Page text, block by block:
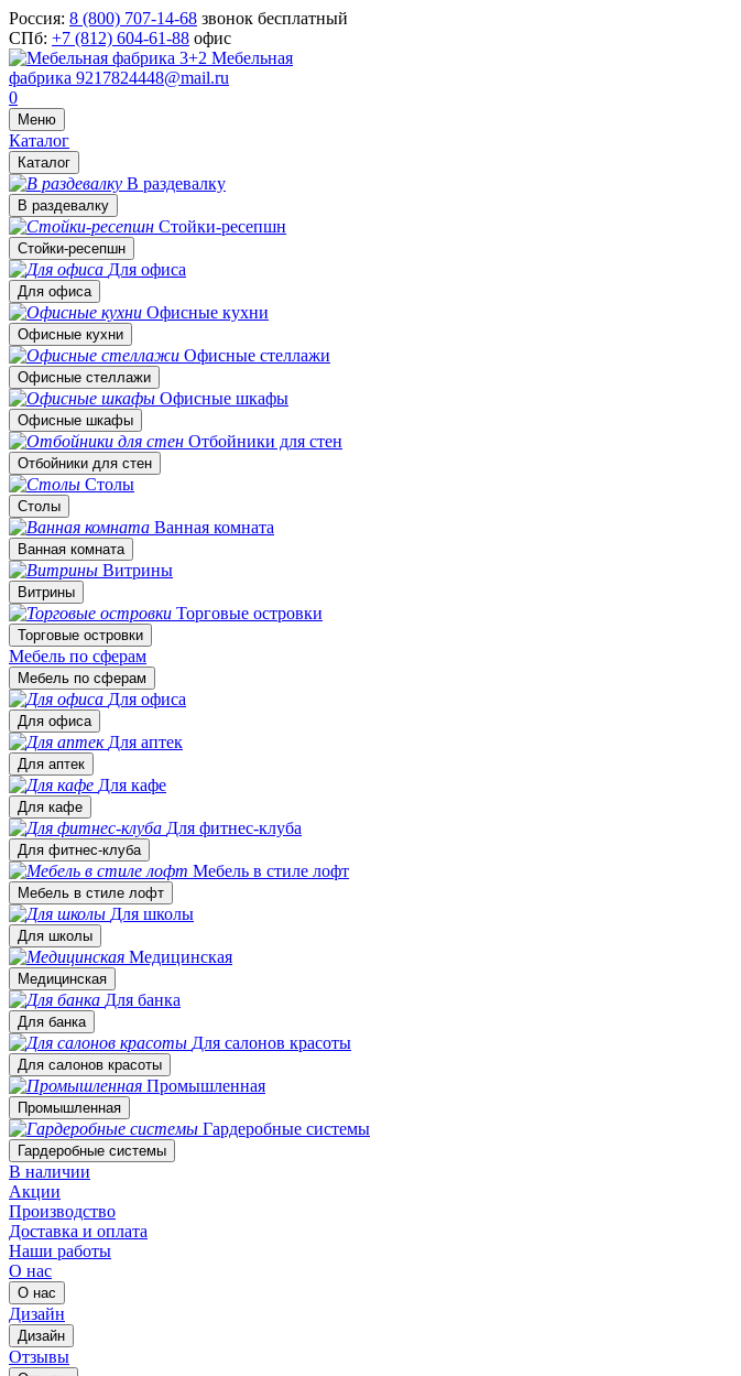
Россия: 8 (800) 707-14-68 звонок бесплатный
СПб: +7 (812) 604-61-88 офис
Мебельная
фабрика 9217824448@mail.ru
0
Меню
Каталог
Каталог
В раздевалку
В раздевалку
Стойки-ресепшн
Стойки-ресепшн
Для офиса
Для офиса
Офисные кухни
Офисные кухни
Офисные стеллажи
Офисные стеллажи
Офисные шкафы
Офисные шкафы
Отбойники для стен
Отбойники для стен
Столы
Столы
Ванная комната
Ванная комната
Витрины
Витрины
Торговые островки
Торговые островки
Мебель по сферам
Мебель по сферам
Для офиса
Для офиса
Для аптек
Для аптек
Для кафе
Для кафе
Для фитнес-клуба
Для фитнес-клуба
Мебель в стиле лофт
Мебель в стиле лофт
Для школы
Для школы
Медицинская
Медицинская
Для банка
Для банка
Для салонов красоты
Для салонов красоты
Промышленная
Промышленная
Гардеробные системы
Гардеробные системы
В наличии
Акции
Производство
Доставка и оплата
Наши работы
О нас
О нас
Дизайн
Дизайн
Отзывы